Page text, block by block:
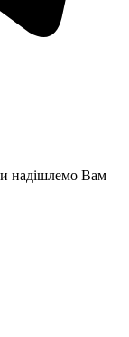
надішлемо Вам